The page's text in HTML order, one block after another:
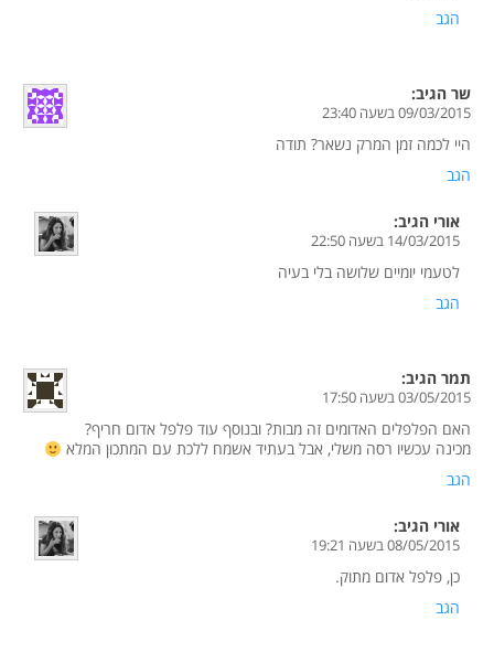
הגב
שר הגיב:
09/03/2015 בשעה 23:40
היי לכמה זמן המרק נשאר? תודה
הגב
אורי הגיב:
14/03/2015 בשעה 22:50
לטעמי יומיים שלושה בלי בעיה
הגב
תמר הגיב:
03/05/2015 בשעה 17:50
האם הפלפלים האדומים זה מבות? ובנוסף עוד פלפל אדום חריף?
מכינה עכשיו רסה משלי, אבל בעתיד אשמח ללכת עם המתכון המלא
הגב
אורי הגיב:
08/05/2015 בשעה 19:21
כן, פלפל אדום מתוק.
הגב